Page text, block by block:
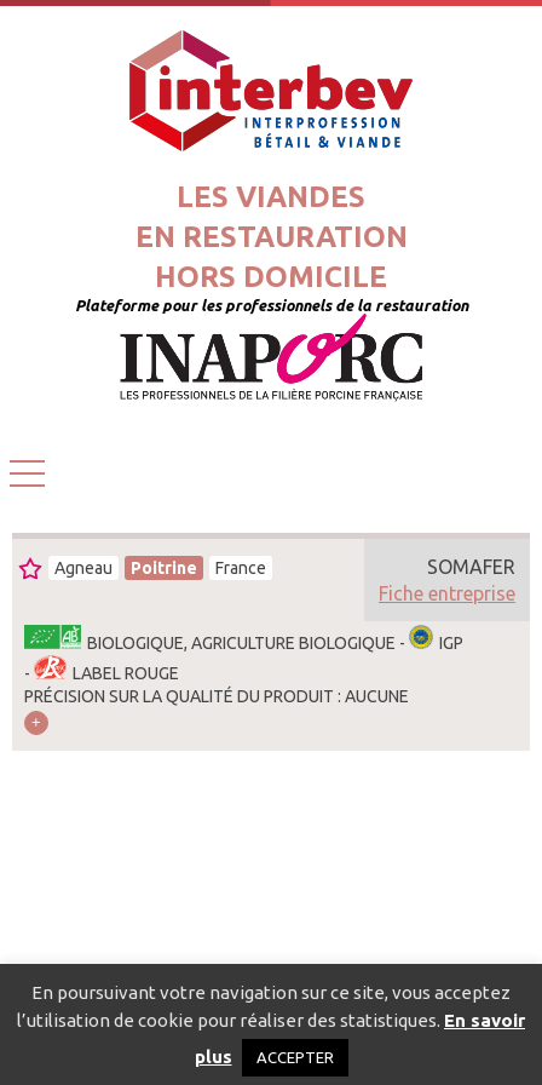
LES VIANDES
EN RESTAURATION
HORS DOMICILE
Plateforme pour les professionnels de la restauration
Agneau Poitrine France
BIOLOGIQUE, AGRICULTURE BIOLOGIQUE -
IGP
-
LABEL ROUGE
PRÉCISION SUR LA QUALITÉ DU PRODUIT : AUCUNE
SOMAFER
Fiche entreprise
Catalogue pour localiser les fournisseurs
Politique de confidentialité
En poursuivant votre navigation sur ce site, vous acceptez
l’utilisation de cookie pour réaliser des statistiques. En savoir
plus
ACCEPTER